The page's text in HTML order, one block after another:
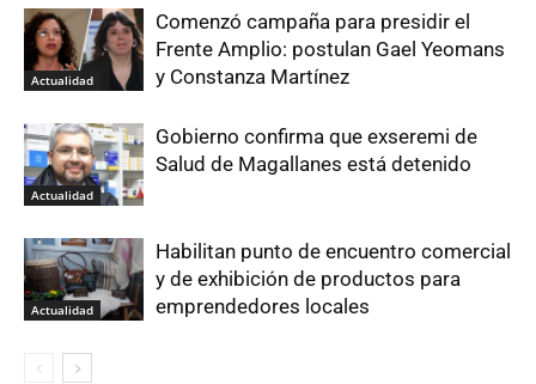
Actualidad
Comenzó campaña para presidir el
Frente Amplio: postulan Gael Yeomans
y Constanza Martínez
Actualidad
Gobierno confirma que exseremi de
Salud de Magallanes está detenido
Actualidad
Habilitan punto de encuentro comercial
y de exhibición de productos para
emprendedores locales